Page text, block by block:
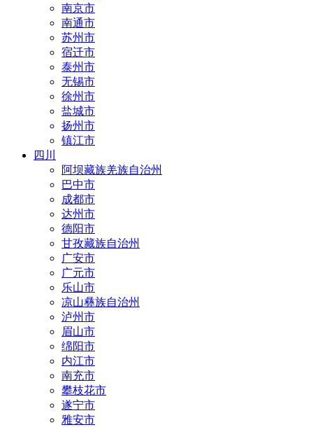
南京市
南通市
苏州市
宿迁市
泰州市
无锡市
徐州市
盐城市
扬州市
镇江市
四川
阿坝藏族羌族自治州
巴中市
成都市
达州市
德阳市
甘孜藏族自治州
广安市
广元市
乐山市
凉山彝族自治州
泸州市
眉山市
绵阳市
内江市
南充市
攀枝花市
遂宁市
雅安市